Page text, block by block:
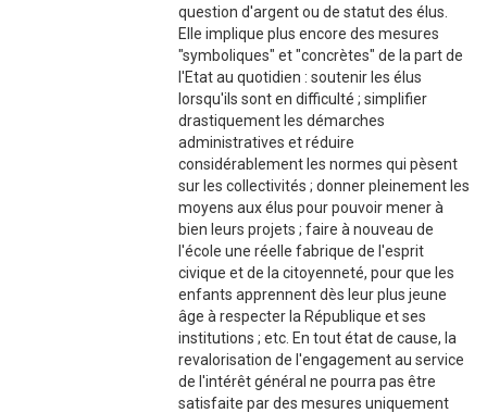
question d'argent ou de statut des élus.
Elle implique plus encore des mesures
"symboliques" et "concrètes" de la part de
l'Etat au quotidien : soutenir les élus
lorsqu'ils sont en difficulté ; simplifier
drastiquement les démarches
administratives et réduire
considérablement les normes qui pèsent
sur les collectivités ; donner pleinement les
moyens aux élus pour pouvoir mener à
bien leurs projets ; faire à nouveau de
l'école une réelle fabrique de l'esprit
civique et de la citoyenneté, pour que les
enfants apprennent dès leur plus jeune
âge à respecter la République et ses
institutions ; etc. En tout état de cause, la
revalorisation de l'engagement au service
de l'intérêt général ne pourra pas être
satisfaite par des mesures uniquement